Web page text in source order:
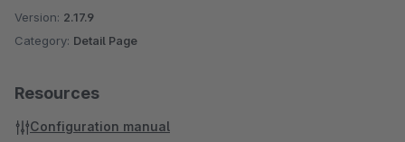
Version: 2.17.9
Category: Detail Page
Resources
Configuration manual